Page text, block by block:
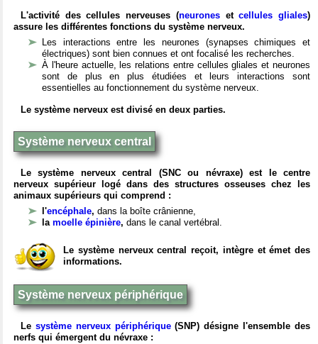
L'activité des cellules nerveuses (neuronesetcellules gliales)
assure les différentes fonctions du système nerveux.
Les interactions entre les neurones (synapses chimiques et
électriques) sont bien connues et ont focalisé les recherches.
À l'heure actuelle, les relations entre cellules gliales et neurones
sont de plus en plus étudiées et leurs interactions sont
essentielles au fonctionnement du système nerveux.
Le système nerveux est divisé en deux parties.
Système nerveux central
Le système nerveux central (SNC ou névraxe) est le centre
nerveux supérieur logé dans des structures osseuses chez les
animaux supérieurs qui comprend :
l'encéphale, dans la boîte crânienne,
la moelle épinière, dans le canal vertébral.
Le système nerveux central reçoit, intègre et émet des
informations.
Système nerveux périphérique
Le système nerveux périphérique(SNP) désigne l'ensemble des
nerfs qui émergent du névraxe :